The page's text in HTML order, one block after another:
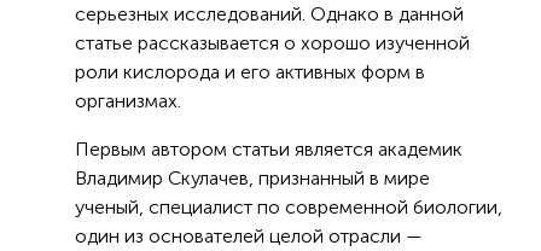
серьезных исследований. Однако в данной
статье рассказывается о хорошо изученной
роли кислорода и его активных форм в
организмах.
Первым автором статьи является академик
Владимир Скулачев, признанный в мире
ученый, специалист по современной биологии,
один из основателей целой отрасли —